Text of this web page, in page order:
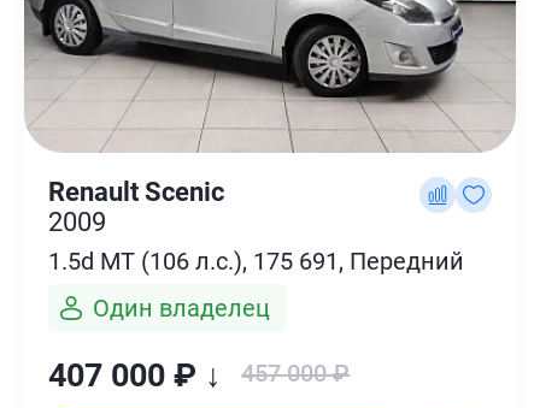
Renault Scenic
2009
1.5d MT (106 л.с.), 175 691, Передний
Один владелец
407 000 ₽ ↓ 457 000 ₽